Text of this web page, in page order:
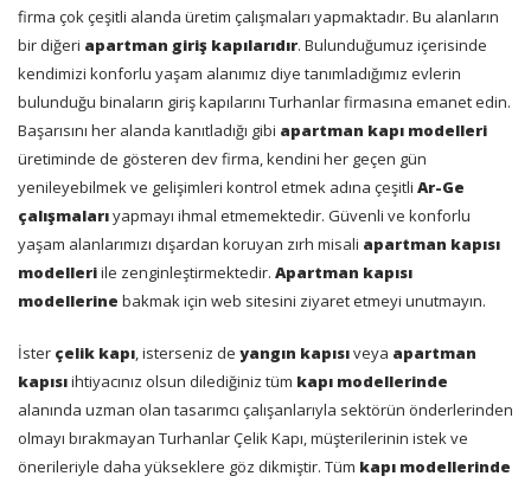
firma çok çeşitli alanda üretim çalışmaları yapmaktadır. Bu alanların
bir diğeri apartman giriş kapılarıdır. Bulunduğumuz içerisinde
kendimizi konforlu yaşam alanımız diye tanımladığımız evlerin
bulunduğu binaların giriş kapılarını Turhanlar firmasına emanet edin.
Başarısını her alanda kanıtladığı gibi apartman kapı modelleri
üretiminde de gösteren dev firma, kendini her geçen gün
yenileyebilmek ve gelişimleri kontrol etmek adına çeşitli Ar-Ge
çalışmalarıyapmayı ihmal etmemektedir. Güvenli ve konforlu
yaşam alanlarımızı dışardan koruyan zırh misali apartman kapısı
modelleriile zenginleştirmektedir. Apartman kapısı
modellerine bakmak için web sitesini ziyaret etmeyi unutmayın.
İster çelik kapı, isterseniz de yangın kapısıveya apartman
kapısıihtiyacınız olsun dilediğiniz tüm kapı modellerinde
alanında uzman olan tasarımcı çalışanlarıyla sektörün önderlerinden
olmayı bırakmayan Turhanlar Çelik Kapı, müşterilerinin istek ve
önerileriyle daha yükseklere göz dikmiştir. Tüm kapı modellerinde